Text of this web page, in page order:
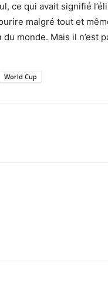
ce qui avait signifié
malgré tout et
monde. Mais il n’est
World Cup